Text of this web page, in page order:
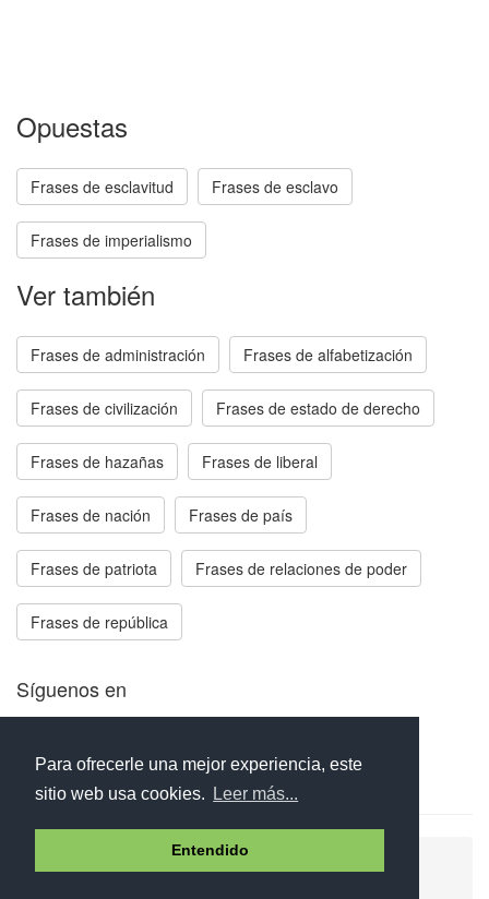
Para ofrecerle una mejor experiencia, este
sitio web usa cookies.
Leer más...
Entendido
Opuestas
Frases de esclavitud Frases de esclavo
Frases de imperialismo
Ver también
Frases de administración Frases de alfabetización
Frases de civilización Frases de estado de derecho
Frases de hazañas Frases de liberal
Frases de nación Frases de país
Frases de patriota Frases de relaciones de poder
Frases de república
Síguenos en
Aviso legal